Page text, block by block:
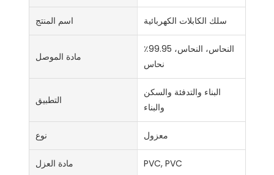
اسم المنتج سلك الكابلات الكهربائية
مادة الموصل
النحاس، النحاس، 99.95٪
نحاس
التطبيق
البناء والتدفئة والسكن
والبناء
نوع معزول
مادة العزل PVC, PVC